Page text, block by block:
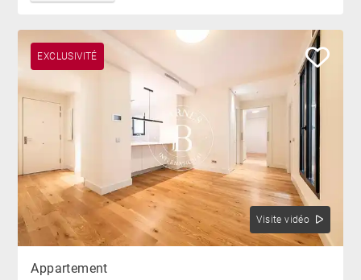
EXCLUSIVITÉ
Visite vidéo
Appartement